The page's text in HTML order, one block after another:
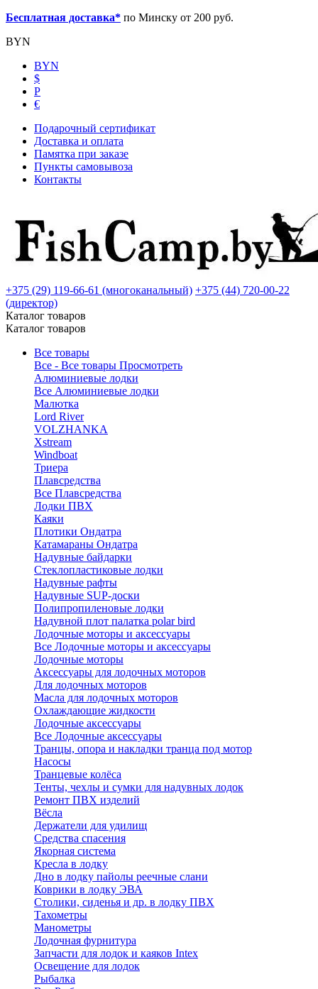
Бесплатная доставка* по Минску от 200 руб.
BYN
BYN
$
Р
€
Подарочный сертификат
Доставка и оплата
Памятка при заказе
Пункты самовывоза
Контакты
+375 (29) 119-66-61 (многоканальный) +375 (44) 720-00-22
(директор)
Каталог товаров
Каталог товаров
Все товары
Все - Все товары Просмотреть
Алюминиевые лодки
Все Алюминиевые лодки
Малютка
Lord River
VOLZHANKA
Xstream
Windboat
Триера
Плавсредства
Все Плавсредства
Лодки ПВХ
Каяки
Плотики Ондатра
Катамараны Ондатра
Надувные байдарки
Стеклопластиковые лодки
Надувные рафты
Надувные SUP-доски
Полипропиленовые лодки
Надувной плот палатка polar bird
Лодочные моторы и аксессуары
Все Лодочные моторы и аксессуары
Лодочные моторы
Аксессуары для лодочных моторов
Для лодочных моторов
Масла для лодочных моторов
Охлаждающие жидкости
Лодочные аксессуары
Все Лодочные аксессуары
Транцы, опора и накладки транца под мотор
Насосы
Транцевые колёса
Тенты, чехлы и сумки для надувных лодок
Ремонт ПВХ изделий
Вёсла
Держатели для удилищ
Средства спасения
Якорная система
Кресла в лодку
Дно в лодку пайолы реечные слани
Коврики в лодку ЭВА
Столики, сиденья и др. в лодку ПВХ
Тахометры
Манометры
Лодочная фурнитура
Запчасти для лодок и каяков Intex
Освещение для лодок
Рыбалка